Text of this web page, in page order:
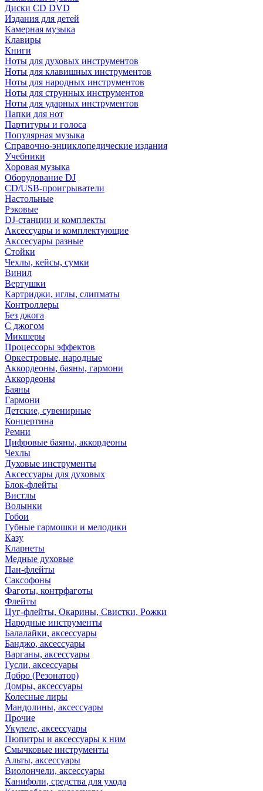
Диски CD DVD
Издания для детей
Камерная музыка
Клавиры
Книги
Ноты для духовых инструментов
Ноты для клавишных инструментов
Ноты для народных инструментов
Ноты для струнных инструментов
Ноты для ударных инструментов
Папки для нот
Партитуры и голоса
Популярная музыка
Справочно-энциклопедические издания
Учебники
Хоровая музыка
Оборудование DJ
CD/USB-проигрыватели
Настольные
Рэковые
DJ-станции и комплекты
Аксессуары и комплектующие
Акссесуары разные
Стойки
Чехлы, кейсы, сумки
Винил
Вертушки
Картриджи, иглы, слипматы
Контроллеры
Без джога
С джогом
Микшеры
Процессоры эффектов
Оркестровые, народные
Аккордеоны, баяны, гармони
Аккордеоны
Баяны
Гармони
Детские, сувенирные
Концертина
Ремни
Цифровые баяны, аккордеоны
Чехлы
Духовые инструменты
Аксессуары для духовых
Блок-флейты
Вистлы
Волынки
Гобои
Губные гармошки и мелодики
Казу
Кларнеты
Медные духовые
Пан-флейты
Саксофоны
Фаготы, контрфаготы
Флейты
Цуг-флейты, Окарины, Свистки, Рожки
Народные инструменты
Балалайки, аксессуары
Банджо, аксессуары
Варганы, аксессуары
Гусли, аксессуары
Добро (Резонатор)
Домры, аксессуары
Колесные лиры
Мандолины, аксессуары
Прочие
Укулеле, аксессуары
Пюпитры и аксессуары к ним
Смычковые инструменты
Альты, аксессуары
Виолончели, аксессуары
Канифоли, средства для ухода